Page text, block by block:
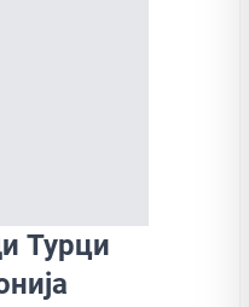
Турци